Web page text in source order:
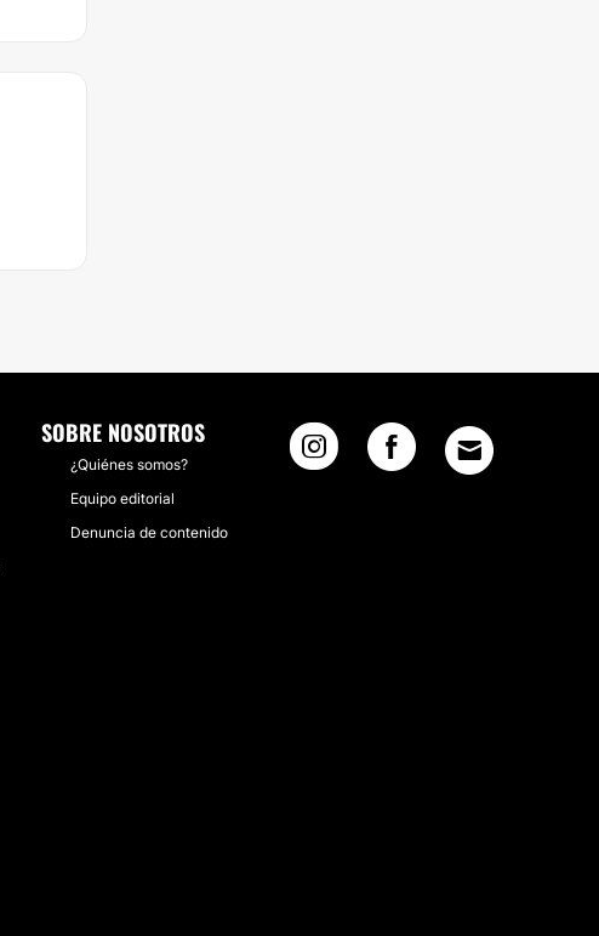
SOBRE NOSOTROS
¿Quiénes somos?
Equipo editorial
Denuncia de contenido